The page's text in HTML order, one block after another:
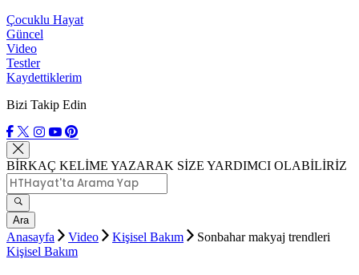
Çocuklu Hayat
Güncel
Video
Testler
Kaydettiklerim
Bizi Takip Edin
BİRKAÇ KELİME YAZARAK SİZE YARDIMCI OLABİLİRİZ
Ara
Anasayfa Video Kişisel Bakım
Sonbahar makyaj trendleri
Kişisel Bakım